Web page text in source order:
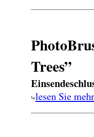
Trees”
lesen Sie mehr